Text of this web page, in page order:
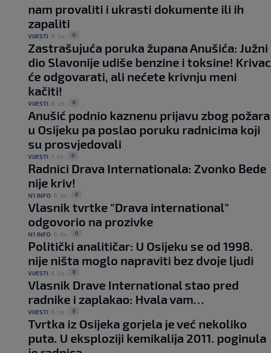
nam provaliti i ukrasti dokumente ili ih
zapaliti
VIJESTI 9. lis. 0
Zastrašujuća poruka župana Anušića: Južni
dio Slavonije udiše benzine i toksine! Krivac
će odgovarati, ali nećete krivnju meni
kačiti!
VIJESTI 8. lis. 0
Anušić podnio kaznenu prijavu zbog požara
u Osijeku pa poslao poruku radnicima koji
su prosvjedovali
VIJESTI 7. lis. 0
Radnici Drava Internationala: Zvonko Bede
nije kriv!
N1 INFO 6. lis. 0
Vlasnik tvrtke "Drava international"
odgovorio na prozivke
N1 INFO 6. lis. 0
Politički analitičar: U Osijeku se od 1998.
nije ništa moglo napraviti bez dvoje ljudi
VIJESTI 6. lis. 0
Vlasnik Drave International stao pred
radnike i zaplakao: Hvala vam…
VIJESTI 6. lis. 0
Tvrtka iz Osijeka gorjela je već nekoliko
puta. U eksploziji kemikalija 2011. poginula